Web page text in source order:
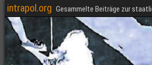
intrapol.org Gesammelte Beiträge zur